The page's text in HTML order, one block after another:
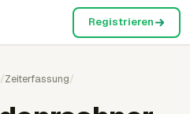
Registrieren
/Zeiterfassung/